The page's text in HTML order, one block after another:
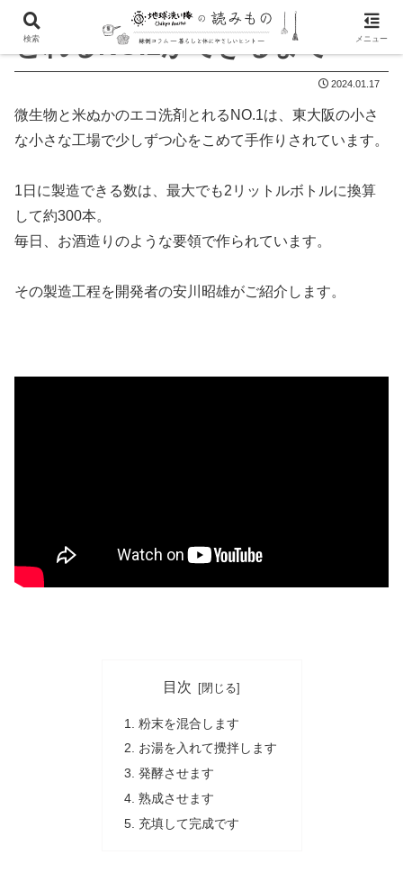
とれるNO.1ができるまで
2024.01.17
微生物と米ぬかのエコ洗剤とれるNO.1は、東大阪の小さ
な小さな工場で少しずつ心をこめて手作りされています。
1日に製造できる数は、最大でも2リットルボトルに換算
して約300本。
毎日、お酒造りのような要領で作られています。
その製造工程を開発者の安川昭雄がご紹介します。
目次
粉末を混合します
お湯を入れて攪拌します
発酵させます
熟成させます
充填して完成です
検索 メニュー